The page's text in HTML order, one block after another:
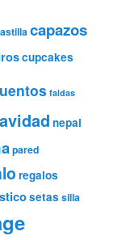
capazos
cupcakes
faldas
nepal
pared
regalos
setas silla